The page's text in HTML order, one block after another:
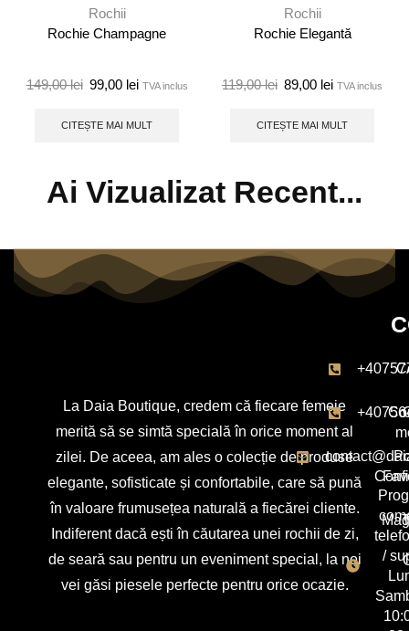
Rochii
Rochie Champagne
149,00lei 99,00 lei TVA inclus
CITEȘTE MAI MULT
Rochii
Rochie Elegantă
119,00lei 89,00 lei TVA inclus
CITEȘTE MAI MULT
Ai Vizualizat Recent...
La Daia Boutique, credem că fiecare femeie
merită să se simtă specială în orice moment al
zilei. De aceea, am ales o colecție de produse
elegante, sofisticate și confortabile, care să pună
în valoare frumusețea naturală a fiecărei cliente.
Indiferent dacă ești în căutarea unei rochii de zi,
de seară sau pentru un eveniment special, la noi
vei găsi piesele perfecte pentru orice ocazie.
/